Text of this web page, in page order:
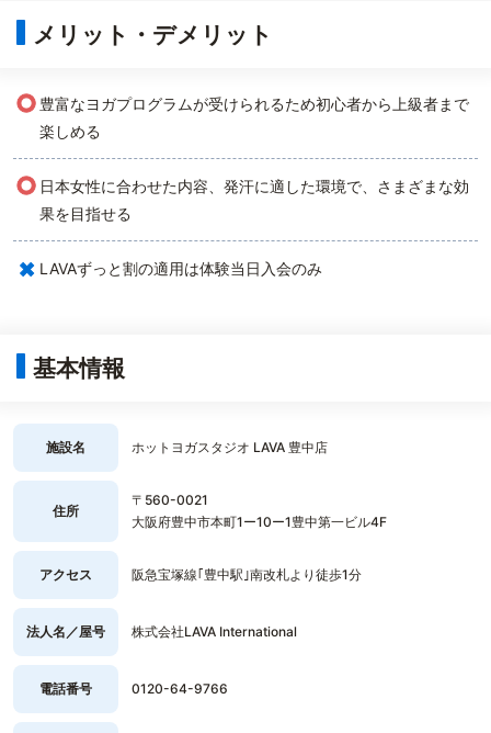
メリット・デメリット
○ 豊富なヨガプログラムが受けられるため初心者から上級者まで
楽しめる
○ 日本女性に合わせた内容、発汗に適した環境で、さまざまな効
果を目指せる
× LAVAずっと割の適用は体験当日入会のみ
基本情報
施設名 ホットヨガスタジオ LAVA 豊中店
住所
〒560-0021
大阪府豊中市本町1ー10ー1豊中第一ビル4F
アクセス 阪急宝塚線｢豊中駅｣南改札より徒歩1分
法人名／屋号 株式会社LAVA International
電話番号 0120-64-9766